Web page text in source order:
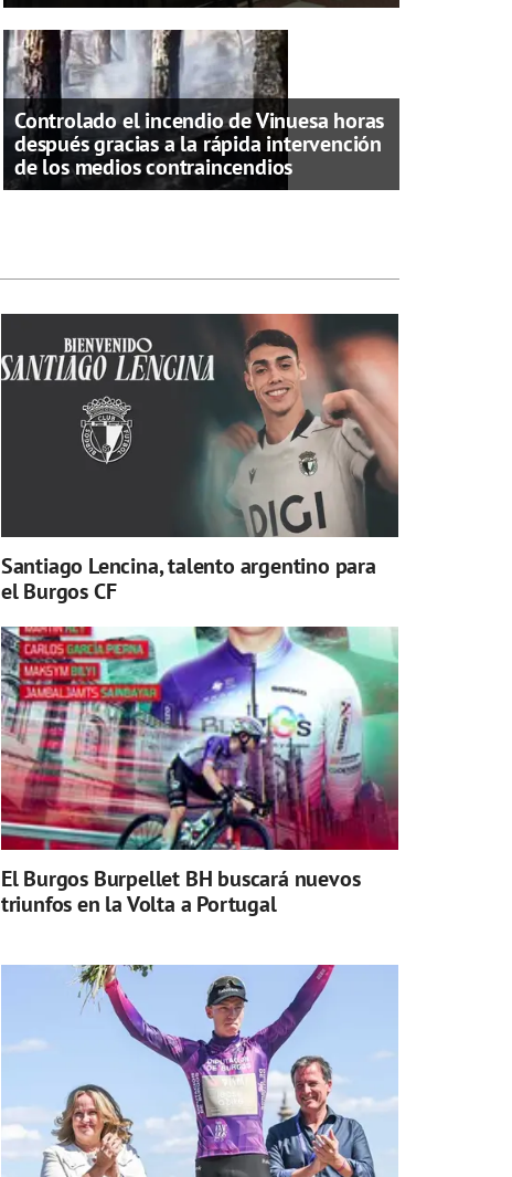
Controlado el incendio de Vinuesa horas
después gracias a la rápida intervención
de los medios contraincendios
Santiago Lencina, talento argentino para
el Burgos CF
El Burgos Burpellet BH buscará nuevos
triunfos en la Volta a Portugal